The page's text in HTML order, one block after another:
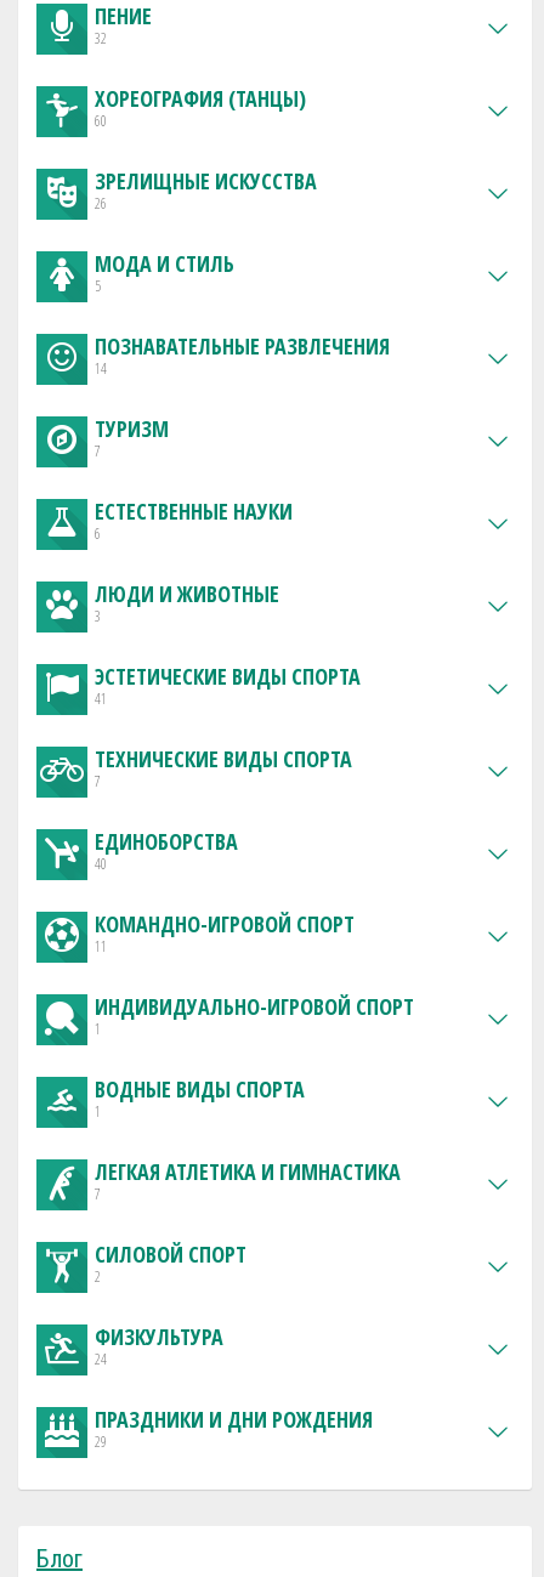
ПЕНИЕ
32
ХОРЕОГРАФИЯ (ТАНЦЫ)
60
ЗРЕЛИЩНЫЕ ИСКУССТВА
26
МОДА И СТИЛЬ
5
ПОЗНАВАТЕЛЬНЫЕ РАЗВЛЕЧЕНИЯ
14
ТУРИЗМ
7
ЕСТЕСТВЕННЫЕ НАУКИ
6
ЛЮДИ И ЖИВОТНЫЕ
3
ЭСТЕТИЧЕСКИЕ ВИДЫ СПОРТА
41
ТЕХНИЧЕСКИЕ ВИДЫ СПОРТА
7
ЕДИНОБОРСТВА
40
КОМАНДНО-ИГРОВОЙ СПОРТ
11
ИНДИВИДУАЛЬНО-ИГРОВОЙ СПОРТ
1
ВОДНЫЕ ВИДЫ СПОРТА
1
ЛЕГКАЯ АТЛЕТИКА И ГИМНАСТИКА
7
СИЛОВОЙ СПОРТ
2
ФИЗКУЛЬТУРА
24
ПРАЗДНИКИ И ДНИ РОЖДЕНИЯ
29
Блог